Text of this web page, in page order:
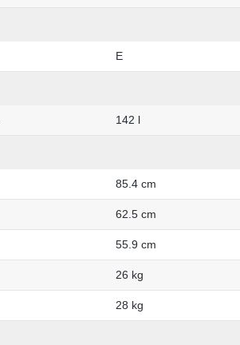
E
142 l
85.4 cm
62.5 cm
55.9 cm
26 kg
28 kg